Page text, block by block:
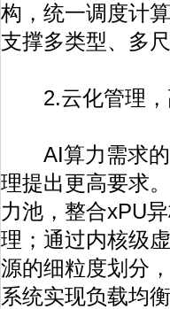
构，统一调度计
支撑多类型、多
2.云化管理，
AI算力需求的
理提出更高要求
力池，整合xPU
理；通过内核级
源的细粒度划分
系统实现负载均